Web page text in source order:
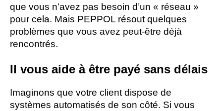
que vous n’avez pas besoin d’un « réseau »
pour cela. Mais PEPPOL résout quelques
problèmes que vous avez peut-être déjà
rencontrés.
Il vous aide à être payé sans délais
Imaginons que votre client dispose de
systèmes automatisés de son côté. Si vous